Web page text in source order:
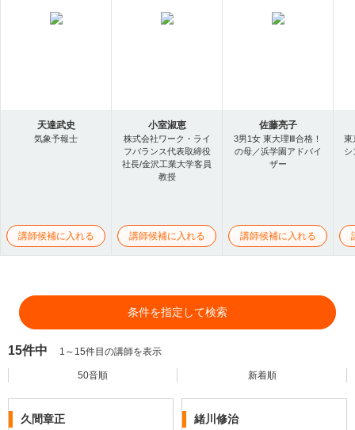
天達武史
気象予報士
講師候補に入れる
小室淑恵
株式会社ワーク・ライ
フバランス代表取締役
社長/金沢工業大学客員
教授
講師候補に入れる
佐藤亮子
3男1女 東大理Ⅲ合格！
の母／浜学園アドバイ
ザー
講師候補に入れる
東
シ
条件を指定して検索
15件中 1～15件目の講師を表示
50音順 新着順
久間章正 緒川修治